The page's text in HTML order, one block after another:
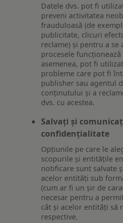
Datele dvs. pot fi
preveni activitatea
frauduloasă (de
publicitate, clicuri
reclame) și pentru a se
procesele
asemenea, pot fi
probleme care pot fi
publisher sau agentul
conținutului și a
dvs. cu acestea.
Salvați și
confidențialitate
Opțiunile pe care le
scopurile și entitățile
notificare sunt salvate
acelor entități sub
(cum ar fi un șir de
necesar pentru a
cât și acelor entități să
respective.